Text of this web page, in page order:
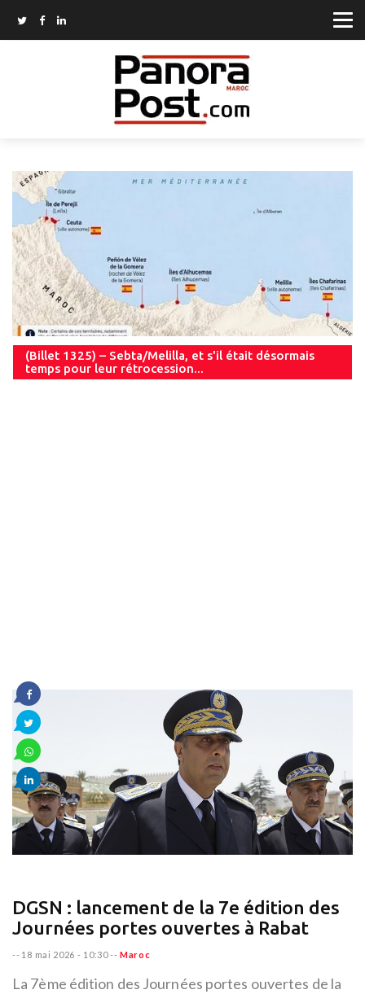
(Billet 1325) – Sebta/Melilla, et s'il était désormais
temps pour leur rétrocession...
DGSN : lancement de la 7e édition des
Journées portes ouvertes à Rabat
-- 18 mai 2026 - 10:30-- Maroc
La 7ème édition des Journées portes ouvertes de la